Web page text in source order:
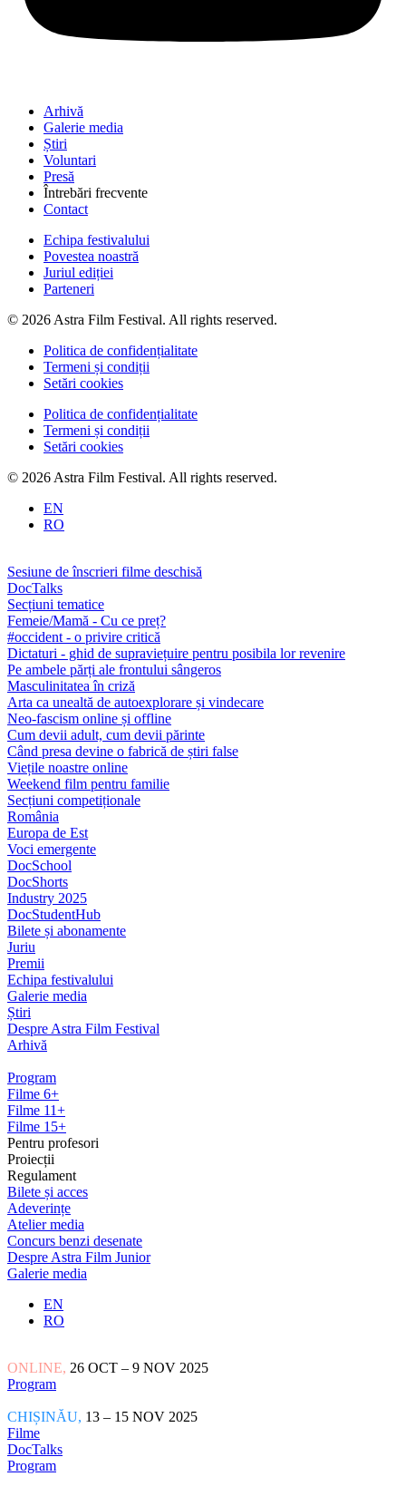
Arhivă
Galerie media
Știri
Voluntari
Presă
Întrebări frecvente
Contact
Echipa festivalului
Povestea noastră
Juriul ediției
Parteneri
© 2026 Astra Film Festival. All rights reserved.
Politica de confidențialitate
Termeni și condiții
Setări cookies
Politica de confidențialitate
Termeni și condiții
Setări cookies
© 2026 Astra Film Festival. All rights reserved.
EN
RO
Sesiune de înscrieri filme deschisă
DocTalks
Secțiuni tematice
Femeie/Mamă - Cu ce preț?
#occident - o privire critică
Dictaturi - ghid de supraviețuire pentru posibila lor revenire
Pe ambele părți ale frontului sângeros
Masculinitatea în criză
Arta ca unealtă de autoexplorare și vindecare
Neo-fascism online și offline
Cum devii adult, cum devii părinte
Când presa devine o fabrică de știri false
Viețile noastre online
Weekend film pentru familie
Secțiuni competiționale
România
Europa de Est
Voci emergente
DocSchool
DocShorts
Industry 2025
DocStudentHub
Bilete și abonamente
Juriu
Premii
Echipa festivalului
Galerie media
Știri
Despre Astra Film Festival
Arhivă
Program
Filme 6+
Filme 11+
Filme 15+
Pentru profesori
Proiecții
Regulament
Bilete și acces
Adeverințe
Atelier media
Concurs benzi desenate
Despre Astra Film Junior
Galerie media
EN
RO
ONLINE, 26 OCT – 9 NOV 2025
Program
CHIȘINĂU, 13 – 15 NOV 2025
Filme
DocTalks
Program